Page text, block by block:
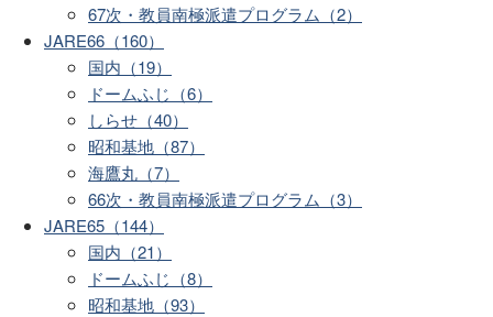
67次・教員南極派遣プログラム（2）
JARE66（160）
国内（19）
ドームふじ（6）
しらせ（40）
昭和基地（87）
海鷹丸（7）
66次・教員南極派遣プログラム（3）
JARE65（144）
国内（21）
ドームふじ（8）
昭和基地（93）